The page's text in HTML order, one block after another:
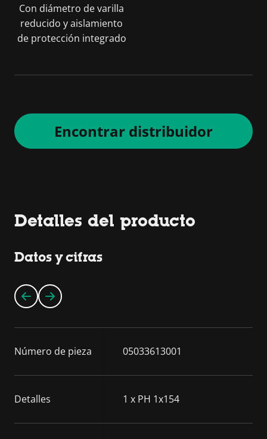
Con diámetro de varilla
reducido y aislamiento
de protección integrado
Encontrar distribuidor
Detalles del producto
Datos y cifras
Número de pieza 05033613001
Detalles 1 x PH 1x154